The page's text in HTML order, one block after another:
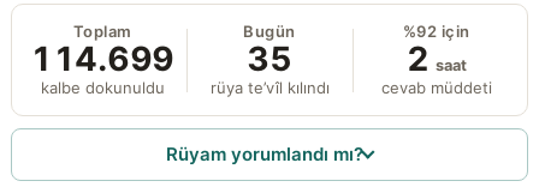
Toplam
114.699
kalbe dokunuldu
Bugün
35
rüya te’vîl kılındı
%92 için
2 saat
cevab müddeti
Rüyam yorumlandı mı?